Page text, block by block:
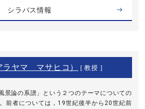
シラバス情報
ヤマ マサヒコ） [ 教授 ]
景論の系譜」という２つのテーマについての
前者については，19世紀後半から20世紀前